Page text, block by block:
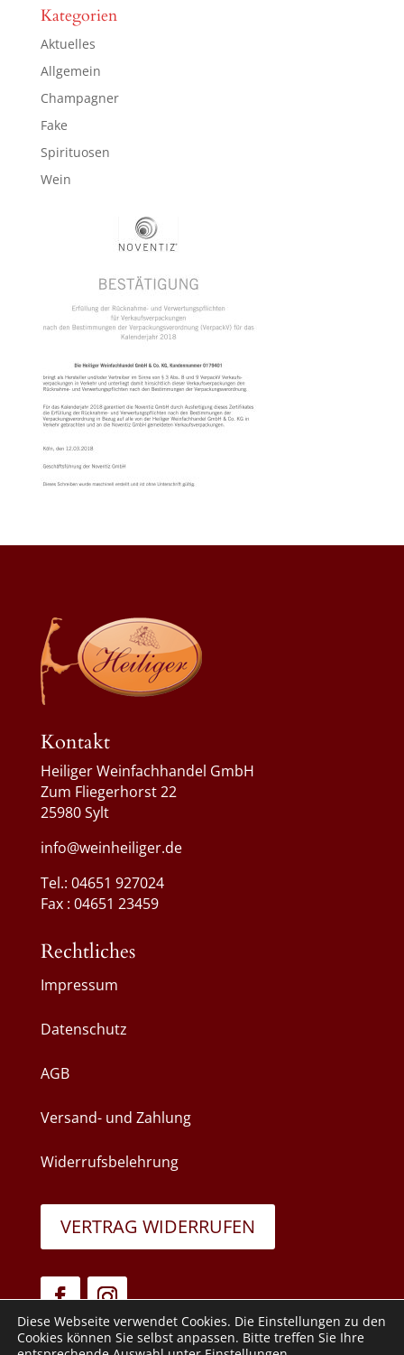
Kategorien
Aktuelles
Allgemein
Champagner
Fake
Spirituosen
Wein
Kontakt
Heiliger Weinfachhandel GmbH
Zum Fliegerhorst 22
25980 Sylt
info@weinheiliger.de
Tel.: 04651 927024
Fax : 04651 23459
Rechtliches
Impressum
Datenschutz
AGB
Versand- und Zahlung
Widerrufsbelehrung
VERTRAG WIDERRUFEN
Diese Webseite verwendet Cookies. Die Einstellungen zu den
Cookies können Sie selbst anpassen. Bitte treffen Sie Ihre